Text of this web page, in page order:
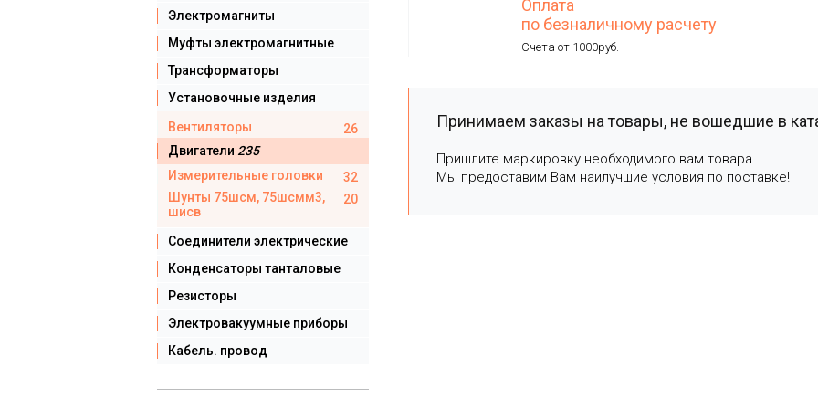
Оплата
по безналичному расчету
Счета от 1000руб.
Принимаем заказы на товары, не вошедшие в
Пришлите маркировку необходимого вам товара.
Мы предоставим Вам наилучшие условия по поставке!
Электромагниты
Муфты электромагнитные
Трансформаторы
Установочные изделия
Вентиляторы
26
Двигатели 235
Измерительные головки
32
Шунты 75шсм, 75шсмм3,
шисв
20
Соединители электрические
Конденсаторы танталовые
Резисторы
Электровакуумные приборы
Кабель. провод